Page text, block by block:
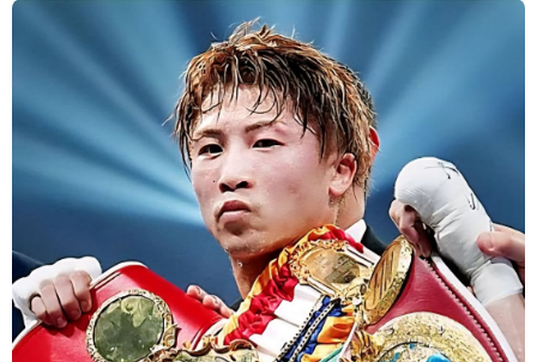
Hãy rủ bạn bè và gia đình cùng tham gia để tận hưởng một ngày
tuyệt vời và chứng kiến QUYỀN ANH Ở ĐỈNH CAO NHẤT!
Số lượng chỗ có hạn, hãy nhanh tay đăng ký!